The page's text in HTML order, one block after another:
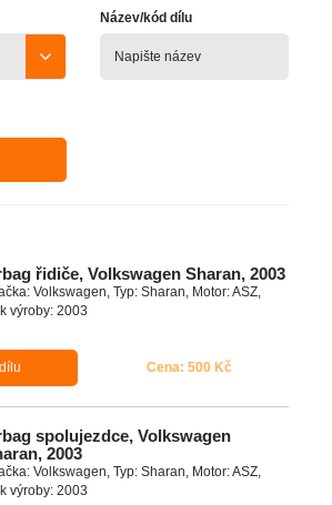
Název/kód dílu
řidiče, Volkswagen Sharan, 2003
Volkswagen, Typ: Sharan, Motor: ASZ,
výroby: 2003
Cena: 500 Kč
spolujezdce, Volkswagen
2003
Volkswagen, Typ: Sharan, Motor: ASZ,
výroby: 2003